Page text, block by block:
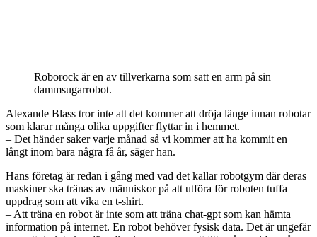
Roborock är en av tillverkarna som satt en arm på sin
dammsugarrobot.
Alexande Blass tror inte att det kommer att dröja länge innan robotar
som klarar många olika uppgifter flyttar in i hemmet.
– Det händer saker varje månad så vi kommer att ha kommit en
långt inom bara några få år, säger han.
Hans företag är redan i gång med vad det kallar robotgym där deras
maskiner ska tränas av människor på att utföra för roboten tuffa
uppdrag som att vika en t-shirt.
– Att träna en robot är inte som att träna chat-gpt som kan hämta
information på internet. En robot behöver fysisk data. Det är ungefär